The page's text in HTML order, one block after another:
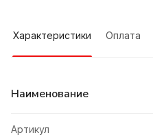
Характеристики Оплата
Наименование
Артикул